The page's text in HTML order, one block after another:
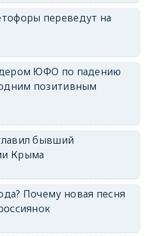
переведут на
ЮФО по падению
позитивным
бывший
Крыма
Почему новая песня